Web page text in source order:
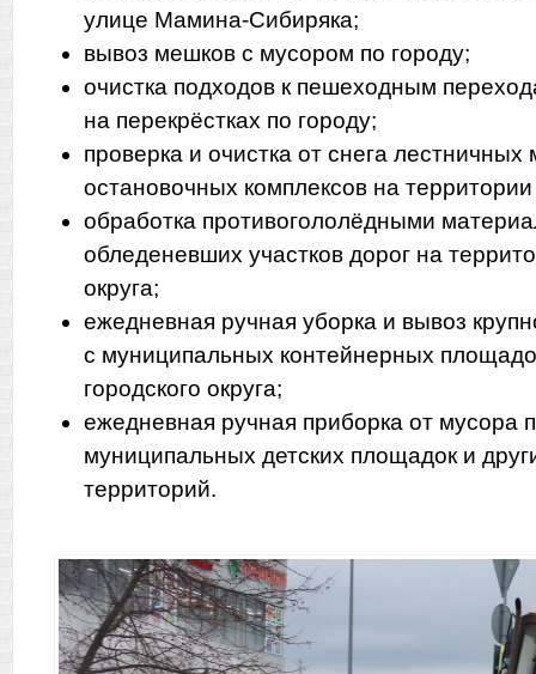
улице Мамина-Сибиряка;
вывоз мешков с мусором по городу;
очистка подходов к пешеходным
на перекрёстках по городу;
проверка и очистка от снега
остановочных комплексов на территории
обработка противогололёдными
обледеневших участков дорог на
округа;
ежедневная ручная уборка и вывоз
с муниципальных контейнерных
городского округа;
ежедневная ручная приборка от мусора
муниципальных детских площадок и
территорий.